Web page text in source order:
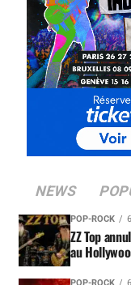
NEWS
POP-ROCK
ZZ Top
au